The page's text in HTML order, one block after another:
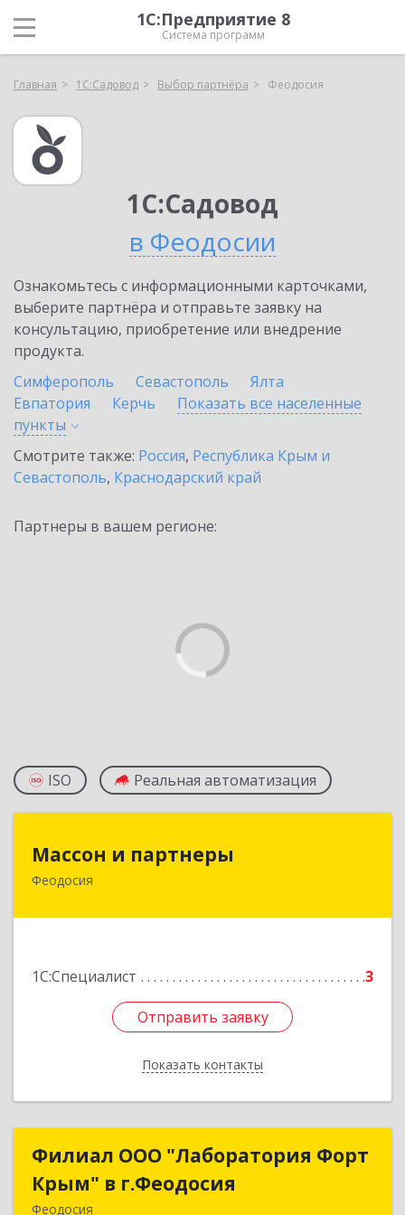
1С:Предприятие 8
Система программ
Главная 1С:Садовод Выбор партнёра Феодосия
1С:Садовод
в Феодосии
Ознакомьтесь с информационными карточками,
выберите партнёра и отправьте заявку на
консультацию, приобретение или внедрение
продукта.
Симферополь
Севастополь
Ялта
Евпатория
Керчь
Показать все населенные
пункты
Смотрите также: Россия, Республика Крым и
Севастополь, Краснодарский край
Партнеры в вашем регионе:
ISO Реальная автоматизация
Массон и партнеры
Феодосия
1С:Специалист 3
Отправить заявку
Показать контакты
298112, Крым Респ, Феодосия г, Крымская ул,
Отправить заявку
Назад
Филиал ООО "Лаборатория Форт
Крым" в г.Феодосия
Феодосия
Филиал ООО "Лаборатория Форт
Крым" в г.Феодосия